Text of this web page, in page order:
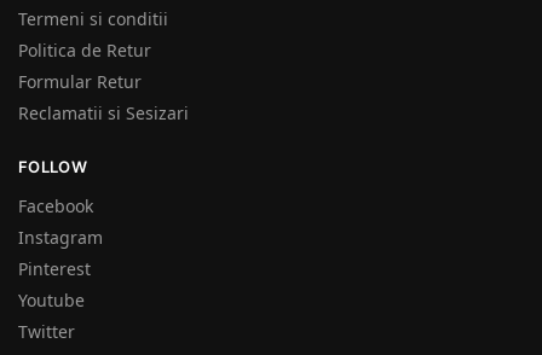
Termeni si conditii
Politica de Retur
Formular Retur
Reclamatii si Sesizari
FOLLOW
Facebook
Instagram
Pinterest
Youtube
Twitter